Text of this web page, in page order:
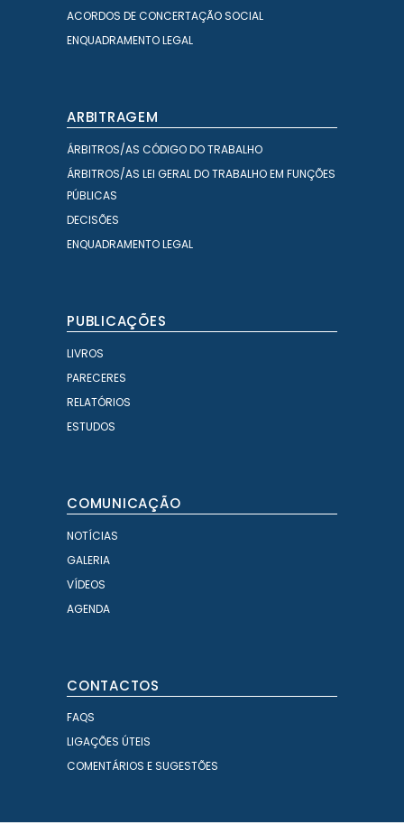
ACORDOS DE CONCERTAÇÃO SOCIAL
ENQUADRAMENTO LEGAL
ARBITRAGEM
ÁRBITROS/AS CÓDIGO DO TRABALHO
ÁRBITROS/AS LEI GERAL DO TRABALHO EM FUNÇÕES
PÚBLICAS
DECISÕES
ENQUADRAMENTO LEGAL
PUBLICAÇÕES
LIVROS
PARECERES
RELATÓRIOS
ESTUDOS
COMUNICAÇÃO
NOTÍCIAS
GALERIA
VÍDEOS
AGENDA
CONTACTOS
FAQS
LIGAÇÕES ÚTEIS
COMENTÁRIOS E SUGESTÕES